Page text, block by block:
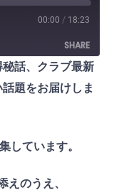
00:00 / 18:23
SHARE
話、クラブ最新
題をお届けしま
しています。
えのうえ、